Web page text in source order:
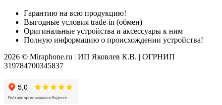
Гарантию на всю продукцию!
Выгодные условия trade-in (обмен)
Оригинальные устройства и аксессуары к ним
Полную информацию о происхождении устройства!
2026 © Miraphone.ru | ИП Яковлев К.В. | ОГРНИП
319784700345837